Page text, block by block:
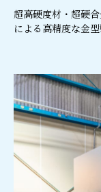
超高硬度材・超硬
による高精度な金型